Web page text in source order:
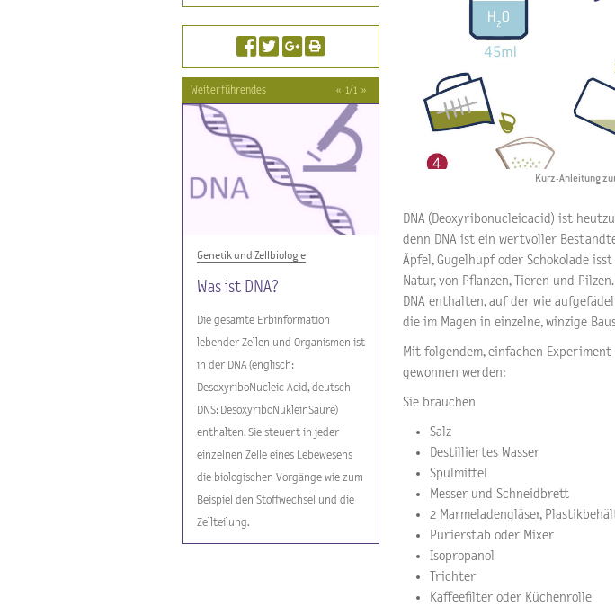
Weiterführendes « 1/1 »
Genetik und Zellbiologie
Was ist DNA?
Die gesamte Erbinformation
lebender Zellen und Organismen ist
in der DNA (englisch:
DesoxyriboNucleic Acid, deutsch
DNS: DesoxyriboNukleinSäure)
enthalten. Sie steuert in jeder
einzelnen Zelle eines Lebewesens
die biologischen Vorgänge wie zum
Beispiel den Stoffwechsel und die
Zellteilung.
Kurz-Anleitung
DNA (Deoxyribonucleicacid) ist
denn DNA ist ein wertvoller
Äpfel, Gugelhupf oder Schokolade
Natur, von Pflanzen, Tieren und
DNA enthalten, auf der wie
die im Magen in einzelne, winzige
Mit folgendem, einfachen
gewonnen werden:
Sie brauchen
Salz
Destilliertes Wasser
Spülmittel
Messer und Schneidbrett
2 Marmeladengläser,
Pürierstab oder Mixer
Isopropanol
Trichter
Kaffeefilter oder Küchenrolle